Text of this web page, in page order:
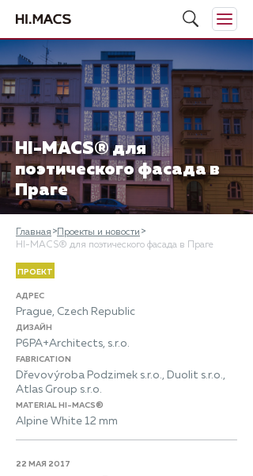
HI-MACS® для
поэтического фасада в
Праге
Главная
Проекты и новости
HI-MACS® для поэтического фасада в Праге
ПРОЕКТ
АДРЕС
Prague, Czech Republic
ДИЗАЙН
P6PA+Architects, s.r.o.
FABRICATION
Dřevovýroba Podzimek s.r.o., Duolit s.r.o.,
Atlas Group s.r.o.
MATERIAL HI-MACS®
Alpine White 12 mm
22 МАЯ 2017